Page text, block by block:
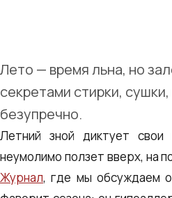
Лето — время льна, но
секретами стирки,
безупречно.
Летний зной диктует
неумолимо ползет вверх, на
Журнал, где мы обсуждаем